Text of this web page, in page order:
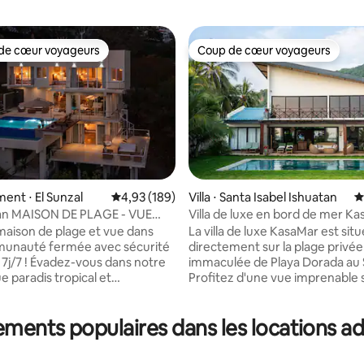
base de 160 commentaires : 4,98 sur 5
cœur voyageurs les plus appréciés
cœur voyageurs
⋅ El Sunzal Évaluation moyenne sur la base de 189
4,93 (189)
MAISON DE PLAGE - VUE
SUR L'OCÉAN
de plage et vue dans
fermée avec sécurité
dans notre
paradis tropical et
allie harmonieusement la
la forêt tropicale à une vue
Coup de cœur voyageurs
Coup de cœur voyageurs
Villa ⋅ Santa Isabel Ishuatan
Villa de luxe en bord de mer
La villa de luxe KasaMar est
directement sur la plage privée
immaculée de Playa Dorada au
Profitez d'une vue imprenable
piscine, détendez-vous dans la
avec vue sur l'océan et
populaires dans les locations